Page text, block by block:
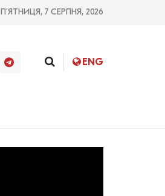
П’ЯТНИЦЯ, 7 СЕРПНЯ, 2026
ENG